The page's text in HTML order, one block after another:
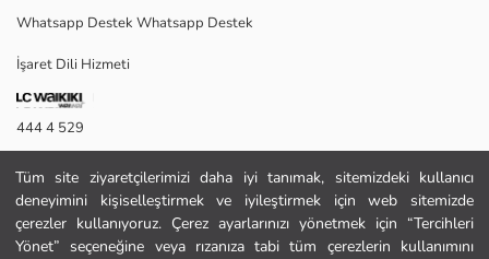
Tüm site ziyaretçilerimizi daha iyi tanımak, sitemizdeki kullanıcı
deneyimini kişiselleştirmek ve iyileştirmek için web sitemizde
çerezler kullanıyoruz. Çerez ayarlarınızı yönetmek için “Tercihleri
Yönet” seçeneğine veya rızanıza tabi tüm çerezlerin kullanımını
Ana Kumaş Krem Baskılı:
Ana Kumaş Pastel Mavi:
Ana Kumaş Pembe:
Menşei:
Satıcı:
Marka:
Cinsiyet:
Kalıp:
Desen:
Whatsapp Destek Whatsapp Destek
İşaret Dili Hizmeti
444 4 529
İletişim Formu
444 4 529